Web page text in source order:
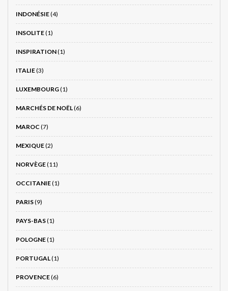
INDONÉSIE(4)
INSOLITE(1)
INSPIRATION(1)
ITALIE(3)
LUXEMBOURG(1)
MARCHÉS DE NOËL(6)
MAROC (7)
MEXIQUE(2)
NORVÈGE(11)
OCCITANIE(1)
PARIS(9)
PAYS-BAS(1)
POLOGNE(1)
PORTUGAL(1)
PROVENCE(6)